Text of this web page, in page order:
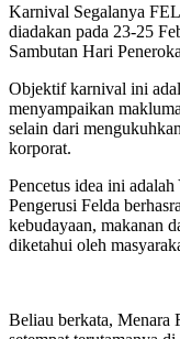
Karnival Segalanya
diadakan pada 23-25
Sambutan Hari
Objektif karnival ini
menyampaikan
selain dari
korporat.
Pencetus idea ini
Pengerusi Felda
kebudayaan, makanan
diketahui oleh
Beliau berkata, Menara